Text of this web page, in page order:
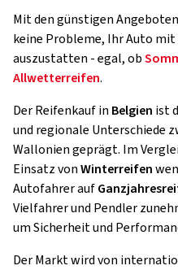
Mit den günstigen
keine Probleme, Ihr Auto
auszustatten - egal, ob
Allwetterreifen.
Der Reifenkauf in Belgien ist
und regionale Unterschiede
Wallonien geprägt. Im
Einsatz vonWinterreifen
Autofahrer auf
Vielfahrer und Pendler
um Sicherheit und
Der Markt wird von